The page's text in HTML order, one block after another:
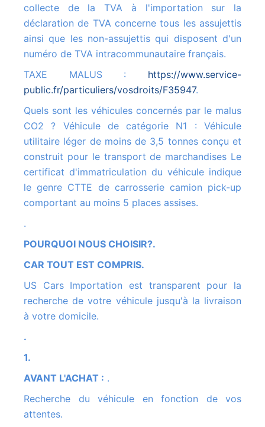
collecte de la TVA à l'importation sur la
déclaration de TVA concerne tous les assujettis
ainsi que les non-assujettis qui disposent d'un
numéro de TVA intracommunautaire français.
TAXE MALUS : https://www.service-
public.fr/particuliers/vosdroits/F35947.
Quels sont les véhicules concernés par le malus
CO2 ? Véhicule de catégorie N1 : Véhicule
utilitaire léger de moins de 3,5 tonnes conçu et
construit pour le transport de marchandises Le
certificat d'immatriculation du véhicule indique
le genre CTTE de carrosserie camion pick-up
comportant au moins 5 places assises.
.
POURQUOI NOUS CHOISIR?.
CAR TOUT EST COMPRIS.
US Cars Importation est transparent pour la
recherche de votre véhicule jusqu'à la livraison
à votre domicile.
.
1.
AVANT L'ACHAT : .
Recherche du véhicule en fonction de vos
attentes.